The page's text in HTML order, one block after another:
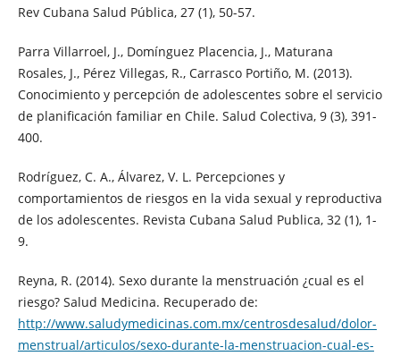
Rev Cubana Salud Pública, 27 (1), 50-57.
Parra Villarroel, J., Domínguez Placencia, J., Maturana
Rosales, J., Pérez Villegas, R., Carrasco Portiño, M. (2013).
Conocimiento y percepción de adolescentes sobre el servicio
de planificación familiar en Chile. Salud Colectiva, 9 (3), 391-
400.
Rodríguez, C. A., Álvarez, V. L. Percepciones y
comportamientos de riesgos en la vida sexual y reproductiva
de los adolescentes. Revista Cubana Salud Publica, 32 (1), 1-
9.
Reyna, R. (2014). Sexo durante la menstruación ¿cual es el
riesgo? Salud Medicina. Recuperado de:
http://www.saludymedicinas.com.mx/centrosdesalud/dolor-
menstrual/articulos/sexo-durante-la-menstruacion-cual-es-